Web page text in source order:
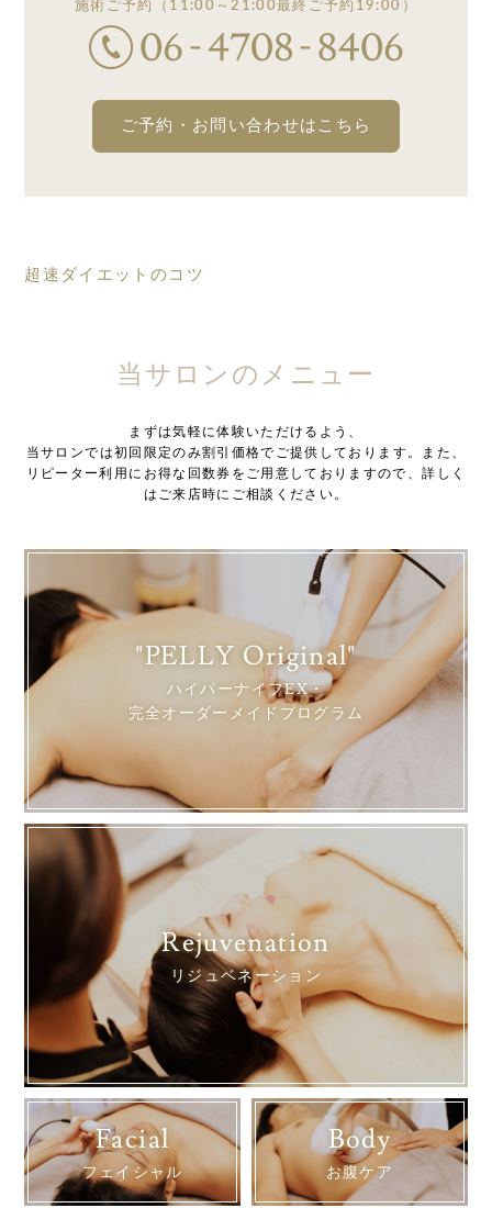
施術ご予約 （11:00～21:00最終ご予約19:00）
ご予約・お問い合わせはこちら
超速ダイエットのコツ
当サロンのメニュー
まずは気軽に体験いただけるよう、
当サロンでは初回限定のみ割引価格でご提供しております。また、
リピーター利用にお得な回数券をご用意しておりますので、詳しく
はご来店時にご相談ください。
"PELLY Original"
ハイパーナイフEX・
完全オーダーメイドプログラム
Rejuvenation
リジュベネーション
Facial
フェイシャル
Body
お腹ケア